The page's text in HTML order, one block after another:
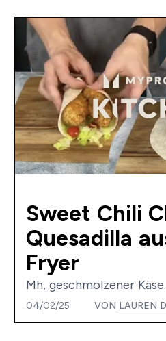
Sweet Chili
Quesadilla
Fryer
Mh, geschmolzener
04/02/25 VON LAUREN